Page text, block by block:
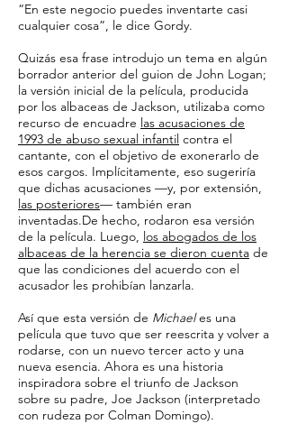
“En este negocio puedes inventarte casi
cualquier cosa”, le dice Gordy.
Quizás esa frase introdujo un tema en algún
borrador anterior del guion de John Logan;
la versión inicial de la película, producida
por los albaceas de Jackson, utilizaba como
recurso de encuadre las acusaciones de
1993 de abuso sexual infantil contra el
cantante, con el objetivo de exonerarlo de
esos cargos. Implícitamente, eso sugeriría
que dichas acusaciones —y, por extensión,
las posteriores— también eran
inventadas.De hecho, rodaron esa versión
de la película. Luego, los abogados de los
albaceas de la herencia se dieron cuenta de
que las condiciones del acuerdo con el
acusador les prohibían lanzarla.
Así que esta versión de Michaeles una
película que tuvo que ser reescrita y volver a
rodarse, con un nuevo tercer acto y una
nueva esencia. Ahora es una historia
inspiradora sobre el triunfo de Jackson
sobre su padre, Joe Jackson (interpretado
con rudeza por Colman Domingo).